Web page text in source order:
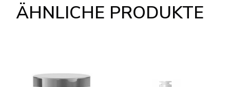
ÄHNLICHE PRODUKTE